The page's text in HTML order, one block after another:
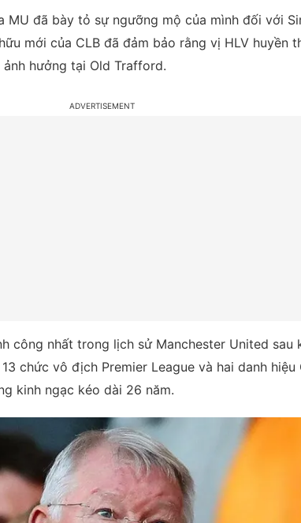
MU đã bày tỏ sự ngưỡng mộ của mình đối với
mới của CLB đã đảm bảo rằng vị HLV huyền
hưởng tại Old Trafford.
công nhất trong lịch sử Manchester United sau
chức vô địch Premier League và hai danh hiệu
kinh ngạc kéo dài 26 năm.